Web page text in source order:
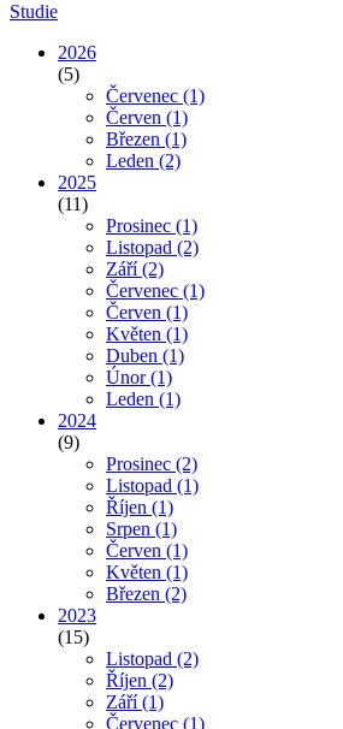
Studie
2026
(5)
Červenec (1)
Červen (1)
Březen (1)
Leden (2)
2025
(11)
Prosinec (1)
Listopad (2)
Září(2)
Červenec (1)
Červen (1)
Květen (1)
Duben (1)
Únor(1)
Leden (1)
2024
(9)
Prosinec (2)
Listopad (1)
Říjen (1)
Srpen (1)
Červen (1)
Květen (1)
Březen (2)
2023
(15)
Listopad (2)
Říjen (2)
Září(1)
Červenec (1)